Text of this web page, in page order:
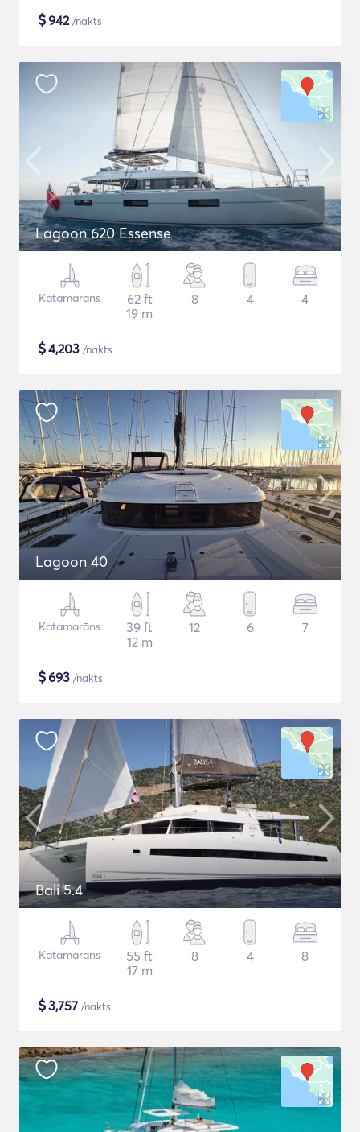
$942/nakts
Lagoon 620 Essense
Katamarāns
62 ft
19 m
8 4 4
$4,203 /nakts
Lagoon 40
Katamarāns
39 ft
12 m
12 6 7
$693 /nakts
Bali 5.4
Katamarāns
55 ft
17 m
8 4 8
$3,757 /nakts